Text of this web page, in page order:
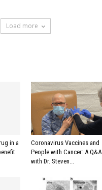
Load more
in a
Coronavirus Vaccines and
People with Cancer: A Q&A
with Dr. Steven...